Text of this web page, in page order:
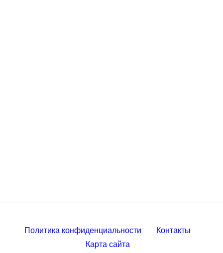
Политика конфиденциальности
Контакты
Карта сайта